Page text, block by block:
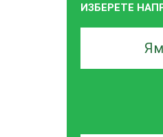
ИЗБЕРЕТЕ
по